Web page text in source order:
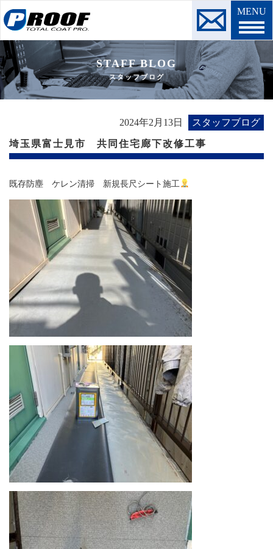
MENU
STAFF BLOG
スタッフブログ
2024年2月13日 スタッフブログ
埼玉県富士見市 共同住宅廊下改修工事
既存防塵 ケレン清掃 新規長尺シート施工